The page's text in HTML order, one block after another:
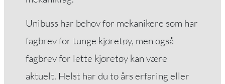
Unibuss har behov for mekanikere som har
fagbrev for tunge kjøretøy, men også
fagbrev for lette kjøretøy kan være
aktuelt. Helst har du to års erfaring eller
Ved å dele dine
interesser og
oppførsel når du
besøker
øker du sjansen